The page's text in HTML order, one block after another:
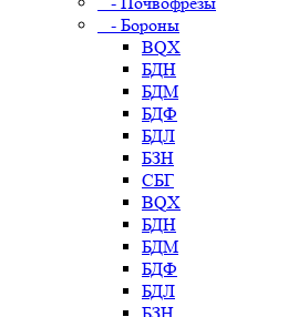
- Бороны
BQX
БДН
БДМ
БДФ
БДЛ
БЗН
СБГ
BQX
БДН
БДМ
БДФ
БДЛ